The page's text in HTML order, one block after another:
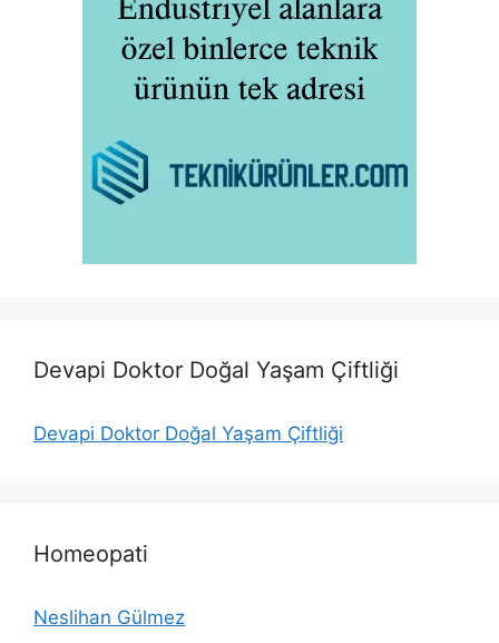
Devapi Doktor Doğal Yaşam Çiftliği
Devapi Doktor Doğal Yaşam Çiftliği
Homeopati
Neslihan Gülmez